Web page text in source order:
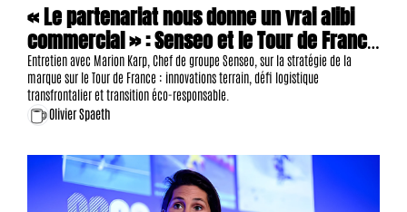
« Le partenariat nous donne un vrai alibi
commercial » : Senseo et le Tour de France
bâtissent un pont entre la grande
consommation et l'événementiel sportif
Entretien avec Marion Karp, Chef de groupe Senseo, sur la stratégie de la
marque sur le Tour de France : innovations terrain, défi logistique
transfrontalier et transition éco-responsable.
Olivier Spaeth